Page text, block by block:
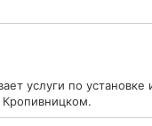
услуги по установке